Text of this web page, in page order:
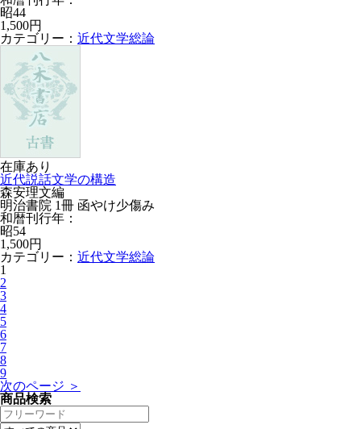
昭44
1,500円
カテゴリー： 近代文学総論
在庫あり
近代説話文学の構造
森安理文編
明治書院 1冊 函やけ少傷み
和暦刊行年：
昭54
1,500円
カテゴリー： 近代文学総論
1
2
3
4
5
6
7
8
9
次のページ ＞
商品検索